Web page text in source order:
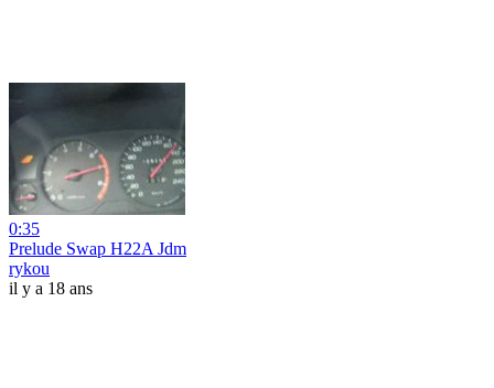
0:35
Prelude Swap H22A Jdm
rykou
il y a 18 ans